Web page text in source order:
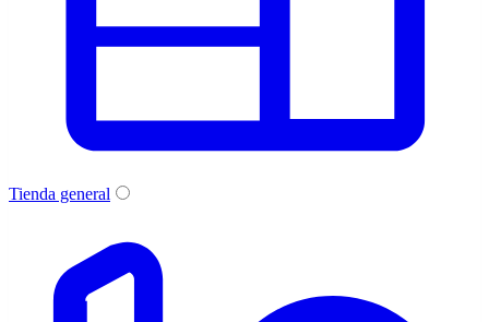
Tienda general